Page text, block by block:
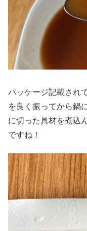
パッケージ記載され
を良く振ってから鍋
に切った具材を煮込
ですね！